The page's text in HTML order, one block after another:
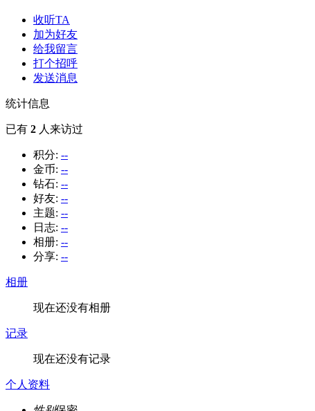
收听TA
加为好友
给我留言
打个招呼
发送消息
统计信息
已有 2 人来访过
积分: --
金币: --
钻石: --
好友: --
主题: --
日志: --
相册: --
分享: --
相册
现在还没有相册
记录
现在还没有记录
个人资料